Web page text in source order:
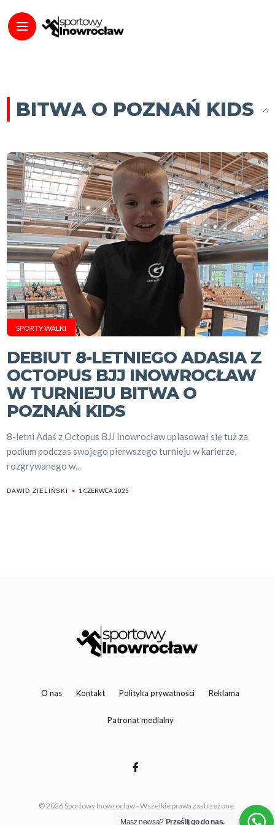
BITWA O POZNAŃ KIDS
SPORTY WALKI
DEBIUT 8-LETNIEGO ADASIA Z
OCTOPUS BJJ INOWROCŁAW
W TURNIEJU BITWA O
POZNAŃ KIDS
8-letni Adaś z Octopus BJJ Inowrocław uplasował się tuż za
podium podczas swojego pierwszego turnieju w karierze,
rozgrywanego w...
DAWID ZIELIŃSKI 1 CZERWCA 2025
O nas Kontakt Polityka prywatności Reklama
Patronat medialny
© 2026 Sportowy Inowrocław - Wszelkie prawa zastrzeżone.
Masz newsa? Prześlij go do nas.